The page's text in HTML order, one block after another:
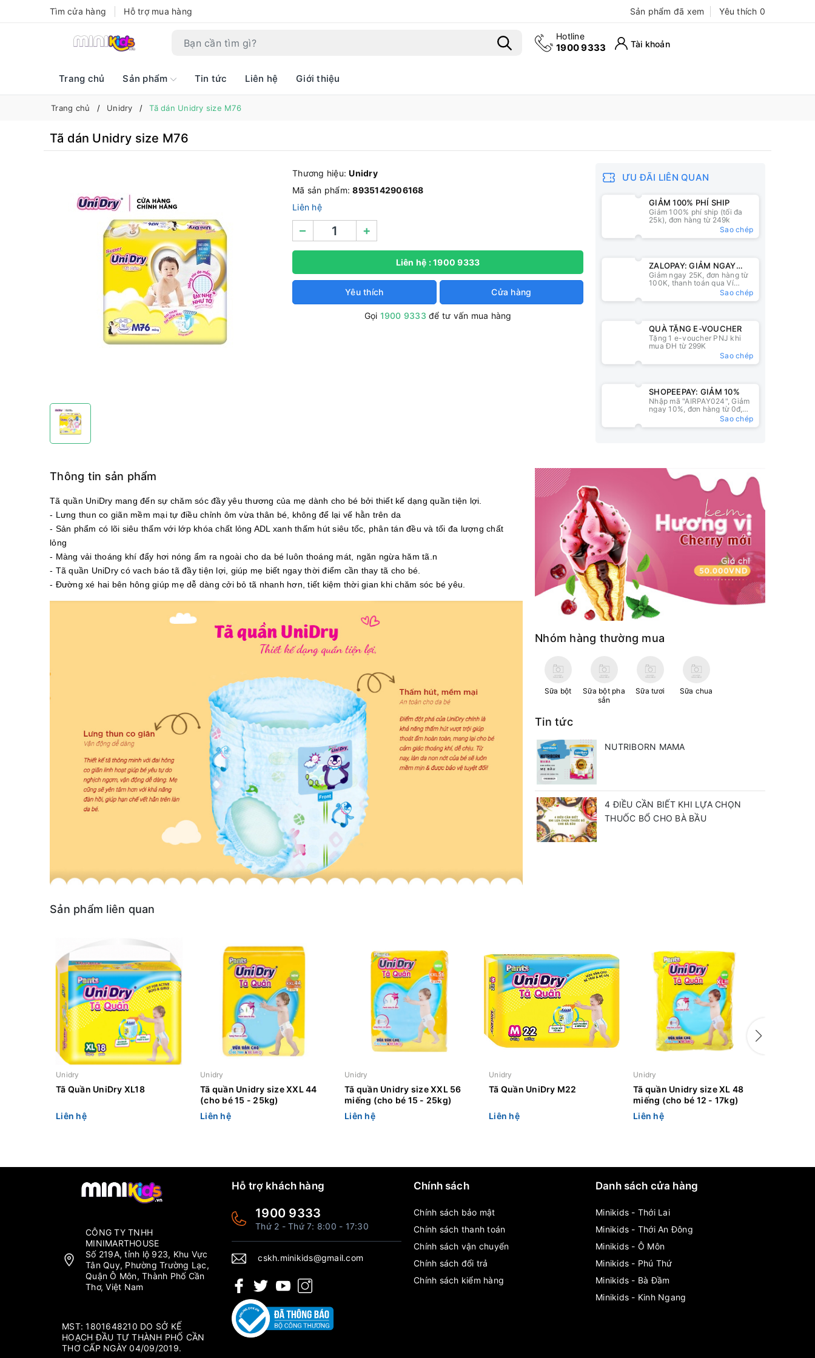
Tìm cửa hàng Hỗ trợ mua hàng Sản phẩm đã xem Yêu thích 0
Hotline
1900 9333 Tài khoản
Trang chủ Sản phẩm Tin tức Liên hệ Giới thiệu
Trang chủ Unidry Tã dán Unidry size M76
Tã dán Unidry size M76
Thương hiệu:Unidry
Mã sản phẩm:8935142906168
Liên hệ
– +
Liên hệ : 1900 9333
Yêu thích Cửa hàng
Gọi 1900 9333 để tư vấn mua hàng
ƯU ĐÃI LIÊN QUAN
GIẢM 100% PHÍ SHIP
Giảm 100% phí ship (tối đa
25k), đơn hàng từ 249k
Sao chép
ZALOPAY: GIẢM NGAY
25K
Giảm ngay 25K, đơn hàng từ
100K, thanh toán qua Ví
Sao chép
QUÀ TẶNG E-VOUCHER
Tặng 1 e-voucher PNJ khi
mua ĐH từ 299K
Sao chép
SHOPEEPAY: GIẢM 10%
Nhập mã "AIRPAY024", Giảm
ngay 10%, đơn hàng từ 0đ,
nhập mã tại ví ShopeePay
Sao chép
Thông tin sản phẩm
Tã quần UniDry mang đến sự chăm sóc đầy yêu thương của mẹ dành cho bé bởi thiết kế dạng quần tiện lợi.
- Lưng thun co giãn mềm mại tự điều chỉnh ôm vừa thân bé, không để lại vế hằn trên da
- Sản phẩm có lõi siêu thấm với lớp khóa chất lỏng ADL xanh thấm hút siêu tốc, phân tán đều và tối đa lượng chất
lỏng
- Màng vải thoáng khí đẩy hơi nóng ẩm ra ngoài cho da bé luôn thoáng mát, ngăn ngừa hăm tã.n
- Tã quần UniDry có vach báo tã đầy tiện lợi, giúp mẹ biết ngay thời điểm cần thay tã cho bé.
- Đường xé hai bên hông giúp mẹ dễ dàng cởi bỏ tã nhanh hơn, tiết kiệm thời gian khi chăm sóc bé yêu.
Nhóm hàng thường mua
Sữa bột
Sữa bột pha
sẳn
Sữa tươi Sữa chua
Tin tức
NUTRIBORN MAMA
4 ĐIỀU CẦN BIẾT KHI LỰA CHỌN
THUỐC BỔ CHO BÀ BẦU
Sản phẩm liên quan
Unidry
Tã Quần UniDry XL18
Liên hệ
Unidry
Tã quần Unidry size XXL 44
(cho bé 15 - 25kg)
Liên hệ
Unidry
Tã quần Unidry size XXL 56
miếng (cho bé 15 - 25kg)
Liên hệ
Unidry
Tã Quần UniDry M22
Liên hệ
Unidry
Tã quần Unidry size XL 48
miếng (cho bé 12 - 17kg)
Liên hệ
CÔNG TY TNHH
MINIMARTHOUSE
Số 219A, tỉnh lộ 923, Khu Vực
Tân Quy, Phường Trường Lạc,
Quận Ô Môn, Thành Phố Cần
Thơ, Việt Nam
MST: 1801648210 DO SỞ KẾ
HOẠCH ĐẦU TƯ THÀNH PHỐ CẦN
THƠ CẤP NGÀY 04/09/2019.
Hỗ trợ khách hàng
1900 9333
Thứ 2 - Thứ 7: 8:00 - 17:30
cskh.minikids@gmail.com
Chính sách
Chính sách bảo mật
Chính sách thanh toán
Chính sách vận chuyển
Chính sách đổi trả
Chính sách kiểm hàng
Danh sách cửa hàng
Minikids - Thới Lai
Minikids - Thới An Đông
Minikids - Ô Môn
Minikids - Phú Thứ
Minikids - Bà Đầm
Minikids - Kinh Ngang